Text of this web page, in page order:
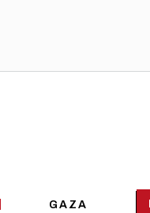
GAZA